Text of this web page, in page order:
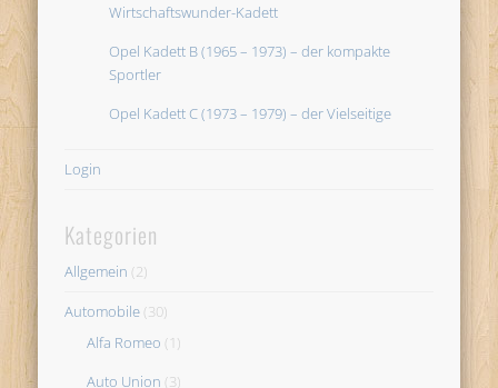
Wirtschaftswunder-Kadett
Opel Kadett B (1965 – 1973) – der kompakte
Sportler
Opel Kadett C (1973 – 1979) – der Vielseitige
Login
Kategorien
Allgemein (2)
Automobile (30)
Alfa Romeo (1)
Auto Union (3)